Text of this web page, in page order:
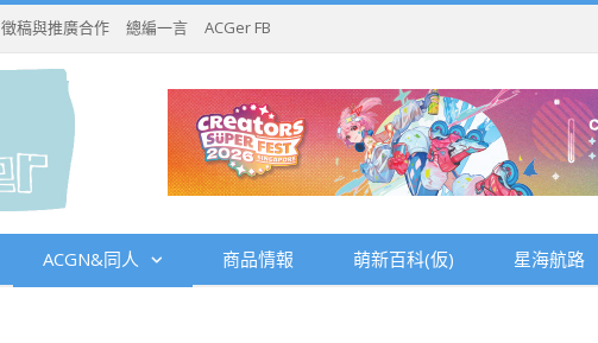
徵稿與推廣合作 總編一言 ACGer FB
ACGN&同人 商品情報 萌新百科(仮) 星海航路